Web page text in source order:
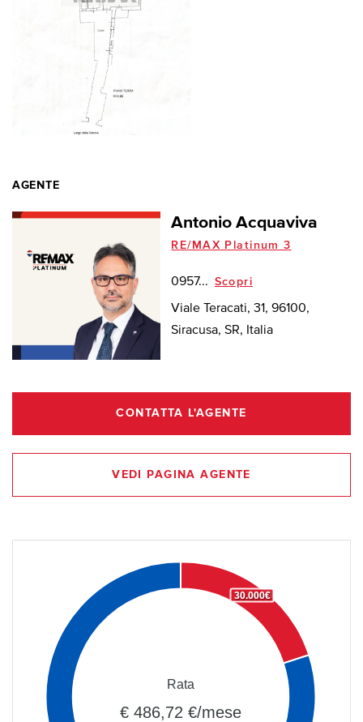
AGENTE
Antonio Acquaviva
RE/MAX Platinum 3
0957... Scopri
Viale Teracati, 31, 96100,
Siracusa, SR, Italia
CONTATTA L'AGENTE
VEDI PAGINA AGENTE
30.000€
Rata
€ 486,72 €/mese